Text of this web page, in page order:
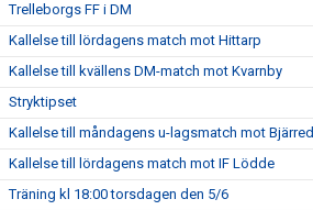
Trelleborgs FF i DM
Kallelse till lördagens match mot Hittarp
Kallelse till kvällens DM-match mot Kvarnby
Stryktipset
Kallelse till måndagens u-lagsmatch mot Bjärred
Kallelse till lördagens match mot IF Lödde
Träning kl 18:00 torsdagen den 5/6